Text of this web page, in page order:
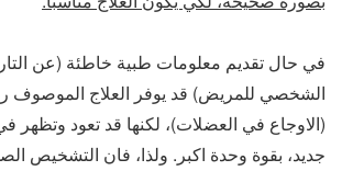
في حال تقديم معلومات طبية خاطئة (عن
الشخصي للمريض) قد يوفر العلاج الموصوف
(الاوجاع في العضلات)، لكنها قد تعود وتظهر
جديد، بقوة وحدة اكبر. ولذا، فان التشخيص